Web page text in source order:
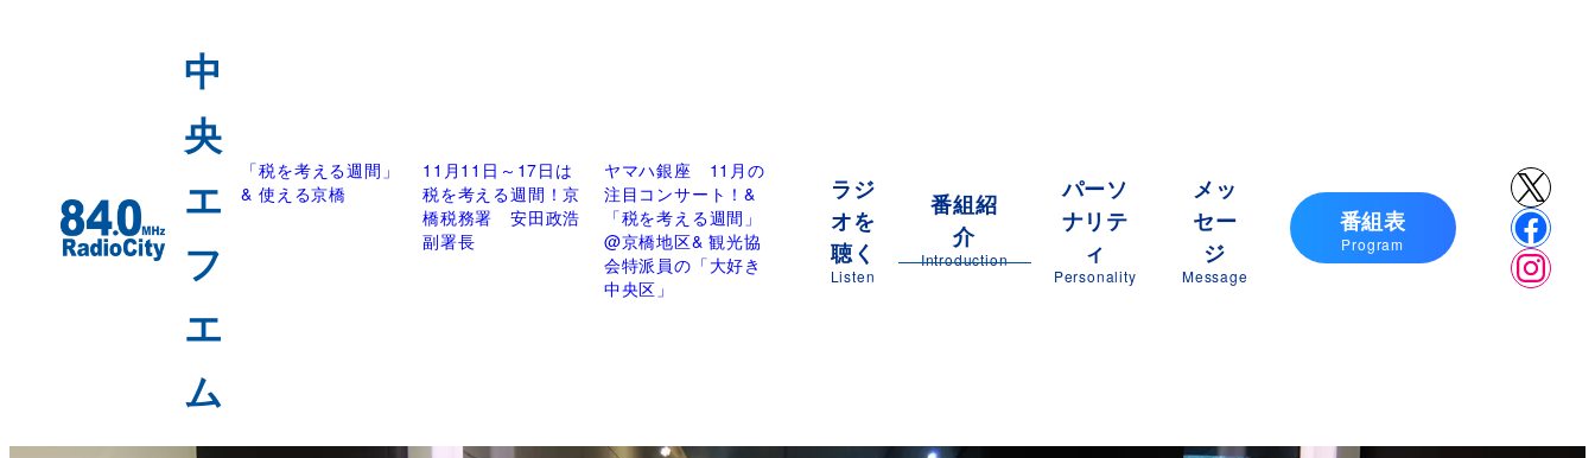
X
「税を考える週間」
& 使える京橋
11月11日～17日は
税を考える週間！京
橋税務署 安田政浩
副署長
ヤマハ銀座 11月の
注目コンサート！&
「税を考える週間」
@京橋地区& 観光協
会特派員の「大好き
中央区」
ラジ
オを
聴く
Listen
番組紹
介
Introduction
パーソ
ナリテ
ィ
Personality
メッ
セー
ジ
Message
番組表
Program